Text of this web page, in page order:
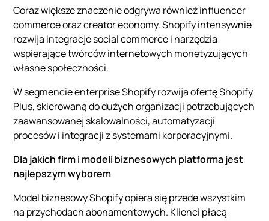
Coraz większe znaczenie odgrywa również influencer
commerce oraz creator economy. Shopify intensywnie
rozwija integracje social commerce i narzędzia
wspierające twórców internetowych monetyzujących
własne społeczności.
W segmencie enterprise Shopify rozwija ofertę Shopify
Plus, skierowaną do dużych organizacji potrzebujących
zaawansowanej skalowalności, automatyzacji
procesów i integracji z systemami korporacyjnymi.
Dla jakich firm i modeli biznesowych platforma jest
najlepszym wyborem
Model biznesowy Shopify opiera się przede wszystkim
na przychodach abonamentowych. Klienci płacą